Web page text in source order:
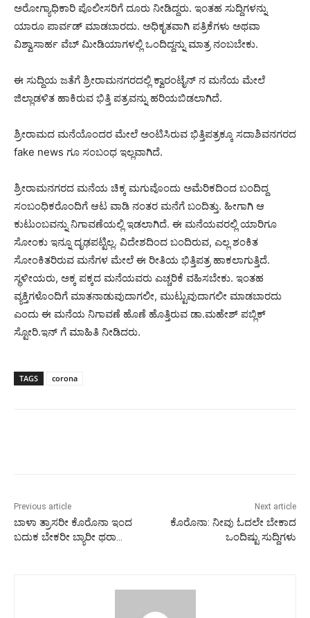
ಅರೋಗ್ಯಾಧಿಕಾರಿ ಪೊಲೀಸರಿಗೆ ದೂರು ನೀಡಿದ್ದರು. ಇಂತಹ ಸುದ್ದಿಗಳನ್ನು
ಯಾರೂ ಪಾರ್ವಡ್ ಮಾಡಬಾರದು. ಅಧಿಕೃತವಾಗಿ ಪತ್ರಿಕೆಗಳು ಅಥವಾ‌
ವಿಶ್ವಾಸಾರ್ಹ ವೆಬ್ ಮೀಡಿಯಾಗಳಲ್ಲಿ ಒಂದಿದ್ದನ್ನು ಮಾತ್ರ ನಂಬಬೇಕು.
ಈ ಸುದ್ದಿಯ ಜತೆಗೆ ಶ್ರೀರಾಮನಗರದಲ್ಲಿ ಕ್ವಾರಂಟೈನ್ ನ ಮನೆಯ ಮೇಲೆ
ಜಿಲ್ಲಾಡಳಿತ ಹಾಕಿರುವ ಭಿತ್ತಿ ಪತ್ರವನ್ನು ಹರಿಯಬಿಡಲಾಗಿದೆ.
ಶ್ರೀರಾಮದ ಮನೆಯೊಂದರ ಮೇಲೆ ಅಂಟಿಸಿರುವ ಭಿತ್ತಿಪತ್ರಕ್ಕೂ ಸದಾಶಿವನಗರದ
fake news ಗೂ ಸಂಬಂಧ ಇಲ್ಲವಾಗಿದೆ.
ಶ್ರೀರಾಮನಗರದ ಮನೆಯ ಚಿಕ್ಕ ಮಗುವೊಂದು ಅಮೆರಿಕದಿಂದ ಬಂದಿದ್ದ
ಸಂಬಂಧಿಕರೊಂದಿಗೆ ಆಟ ವಾಡಿ ನಂತರ ಮನೆಗೆ ಬಂದಿತ್ತು. ಹೀಗಾಗಿ ಆ
ಕುಟುಂಬವನ್ನು ನಿಗಾವಣೆಯಲ್ಲಿ ಇಡಲಾಗಿದೆ. ಈ ಮನೆಯವರಲ್ಲಿ ಯಾರಿಗೂ
ಸೋಂಕು ಇನ್ನೂ ದೃಢಪಟ್ಟಿಲ್ಲ. ವಿದೇಶದಿಂದ ಬಂದಿರುವ, ಎಲ್ಲ ಶಂಕಿತ
ಸೋಂಕಿತರಿರುವ ಮನೆಗಳ ಮೇಲೆ ಈ ರೀತಿಯ ಭಿತ್ತಿಪತ್ರ ಹಾಕಲಾಗುತ್ತಿದೆ.
ಸ್ಥಳೀಯರು, ಅಕ್ಕ ಪಕ್ಕದ ಮನೆಯವರು ಎಚ್ಚರಿಕೆ ವಹಿಸಬೇಕು. ಇಂತಹ
ವ್ಯಕ್ತಿಗಳೊಂದಿಗೆ ಮಾತನಾಡುವುದಾಗಲೀ, ಮುಟ್ಟುವುದಾಗಲೀ ಮಾಡಬಾರದು
ಎಂದು ಈ ಮನೆಯ ನಿಗಾವಣೆ ಹೊಣೆ ಹೊತ್ತಿರುವ ಡಾ.ಮಹೇಶ್ ಪಬ್ಲಿಕ್
ಸ್ಟೋರಿ.ಇನ್ ಗೆ ಮಾಹಿತಿ ನೀಡಿದರು.
TAGS corona
Previous article
ಬಾಳಾ ತ್ರಾಸರೀ ಕೊರೊನಾ ಇಂದ
ಬದುಕ ಬೇಕರೀ ಬ್ಯಾರೀ ಥರಾ…
Next article
ಕೊರೊನಾ: ನೀವು ಓದಲೇ ಬೇಕಾದ
ಒಂದಿಷ್ಟು ಸುದ್ದಿಗಳು